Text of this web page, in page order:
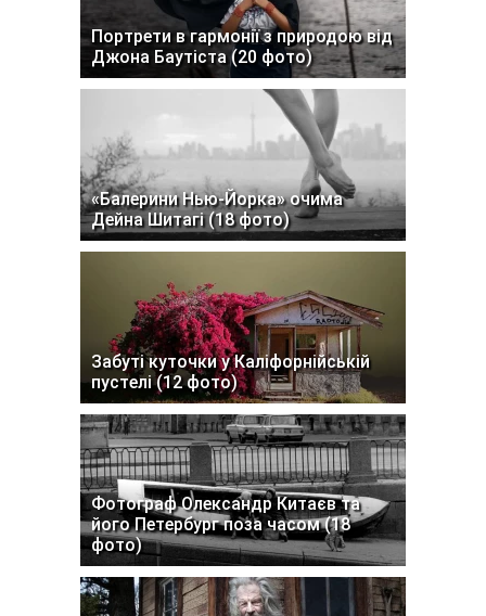
Портрети в гармонії з природою від
Джона Баутіста (20 фото)
«Балерини Нью-Йорка» очима
Дейна Шитагі (18 фото)
Забуті куточки у Каліфорнійській
пустелі (12 фото)
Фотограф Олександр Китаєв та
його Петербург поза часом (18
фото)